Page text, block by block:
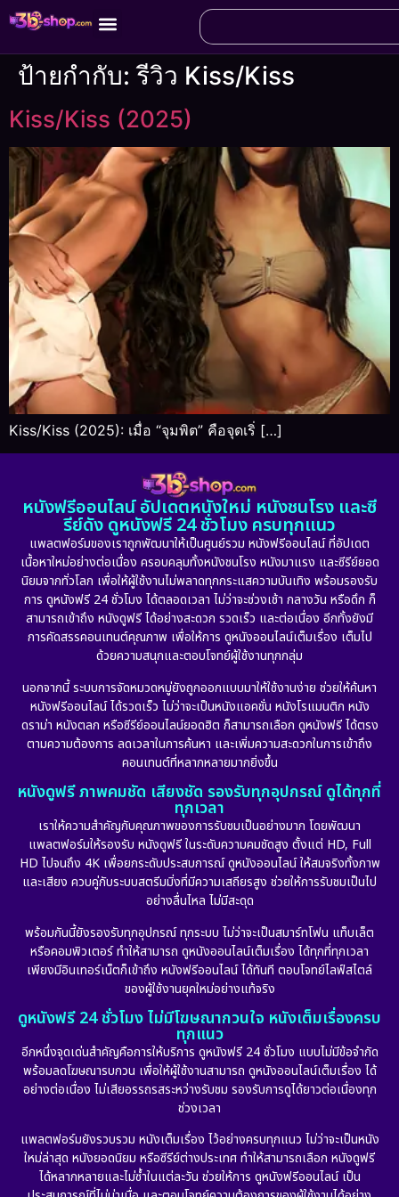
ป้ายกำกับ:รีวิว Kiss/Kiss
Kiss/Kiss (2025)
Kiss/Kiss (2025): เมื่อ “จุมพิต” คือจุดเริ่ […]
หนังฟรีออนไลน์ อัปเดตหนังใหม่ หนังชนโรง และซี
รีย์ดัง ดูหนังฟรี 24 ชั่วโมง ครบทุกแนว
แพลตฟอร์มของเราถูกพัฒนาให้เป็นศูนย์รวม หนังฟรีออนไลน์ ที่อัปเดต
เนื้อหาใหม่อย่างต่อเนื่อง ครอบคลุมทั้งหนังชนโรง หนังมาแรง และซีรีย์ยอด
นิยมจากทั่วโลก เพื่อให้ผู้ใช้งานไม่พลาดทุกกระแสความบันเทิง พร้อมรองรับ
การ ดูหนังฟรี 24 ชั่วโมง ได้ตลอดเวลา ไม่ว่าจะช่วงเช้า กลางวัน หรือดึก ก็
สามารถเข้าถึง หนังดูฟรี ได้อย่างสะดวก รวดเร็ว และต่อเนื่อง อีกทั้งยังมี
การคัดสรรคอนเทนต์คุณภาพ เพื่อให้การ ดูหนังออนไลน์เต็มเรื่อง เต็มไป
ด้วยความสนุกและตอบโจทย์ผู้ใช้งานทุกกลุ่ม
นอกจากนี้ ระบบการจัดหมวดหมู่ยังถูกออกแบบมาให้ใช้งานง่าย ช่วยให้ค้นหา
หนังฟรีออนไลน์ ได้รวดเร็ว ไม่ว่าจะเป็นหนังแอคชั่น หนังโรแมนติก หนัง
ดราม่า หนังตลก หรือซีรีย์ออนไลน์ยอดฮิต ก็สามารถเลือก ดูหนังฟรี ได้ตรง
ตามความต้องการ ลดเวลาในการค้นหา และเพิ่มความสะดวกในการเข้าถึง
คอนเทนต์ที่หลากหลายมากยิ่งขึ้น
หนังดูฟรี ภาพคมชัด เสียงชัด รองรับทุกอุปกรณ์ ดูได้ทุกที่
ทุกเวลา
เราให้ความสำคัญกับคุณภาพของการรับชมเป็นอย่างมาก โดยพัฒนา
แพลตฟอร์มให้รองรับ หนังดูฟรี ในระดับความคมชัดสูง ตั้งแต่ HD, Full
HD ไปจนถึง 4K เพื่อยกระดับประสบการณ์ ดูหนังออนไลน์ ให้สมจริงทั้งภาพ
และเสียง ควบคู่กับระบบสตรีมมิ่งที่มีความเสถียรสูง ช่วยให้การรับชมเป็นไป
อย่างลื่นไหล ไม่มีสะดุด
พร้อมกันนี้ยังรองรับทุกอุปกรณ์ ทุกระบบ ไม่ว่าจะเป็นสมาร์ทโฟน แท็บเล็ต
หรือคอมพิวเตอร์ ทำให้สามารถ ดูหนังออนไลน์เต็มเรื่อง ได้ทุกที่ทุกเวลา
เพียงมีอินเทอร์เน็ตก็เข้าถึง หนังฟรีออนไลน์ ได้ทันที ตอบโจทย์ไลฟ์สไตล์
ของผู้ใช้งานยุคใหม่อย่างแท้จริง
ดูหนังฟรี 24 ชั่วโมง ไม่มีโฆษณากวนใจ หนังเต็มเรื่องครบ
ทุกแนว
อีกหนึ่งจุดเด่นสำคัญคือการให้บริการ ดูหนังฟรี 24 ชั่วโมง แบบไม่มีข้อจำกัด
พร้อมลดโฆษณารบกวน เพื่อให้ผู้ใช้งานสามารถ ดูหนังออนไลน์เต็มเรื่อง ได้
อย่างต่อเนื่อง ไม่เสียอรรถรสระหว่างรับชม รองรับการดูได้ยาวต่อเนื่องทุก
ช่วงเวลา
แพลตฟอร์มยังรวบรวม หนังเต็มเรื่อง ไว้อย่างครบทุกแนว ไม่ว่าจะเป็นหนัง
ใหม่ล่าสุด หนังยอดนิยม หรือซีรีย์ต่างประเทศ ทำให้สามารถเลือก หนังดูฟรี
ได้หลากหลายและไม่ซ้ำในแต่ละวัน ช่วยให้การ ดูหนังฟรีออนไลน์ เป็น